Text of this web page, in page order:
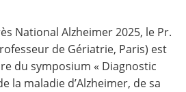
National Alzheimer 2025, le Pr.
de Gériatrie, Paris) est
du symposium « Diagnostic
la maladie d’Alzheimer, de sa